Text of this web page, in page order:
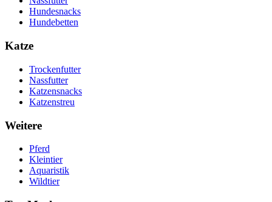
Hundesnacks
Hundebetten
Katze
Trockenfutter
Nassfutter
Katzensnacks
Katzenstreu
Weitere
Pferd
Kleintier
Aquaristik
Wildtier